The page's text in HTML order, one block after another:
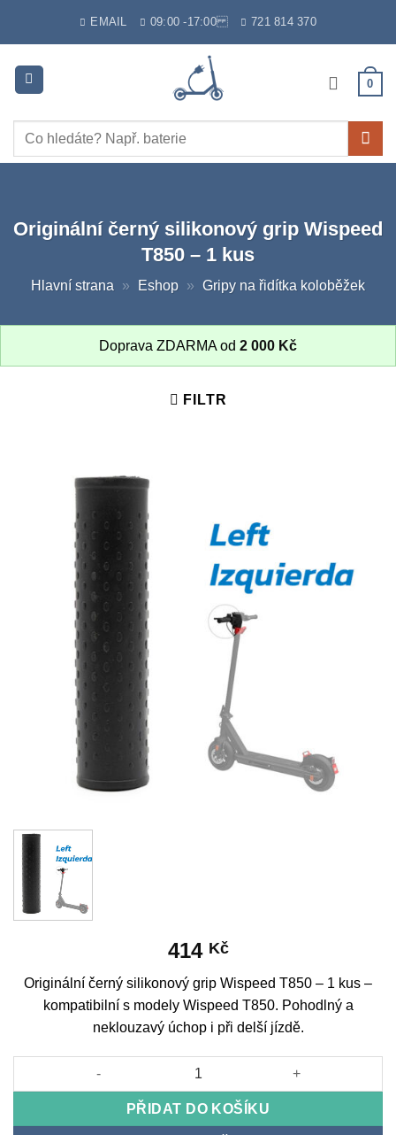
EMAIL 09:00 -17:00 721 814 370
0
Hledat:
Originální černý silikonový grip Wispeed
T850 – 1 kus
Hlavní strana » Eshop » Gripy na řidítka koloběžek
Doprava ZDARMA od 2 000 Kč
FILTR
414 Kč
Originální černý silikonový grip Wispeed T850 – 1 kus –
kompatibilní s modely Wispeed T850. Pohodlný a
neklouzavý úchop i při delší jízdě.
Originální černý silikonový grip Wispeed T850 - 1 kus množství
PŘIDAT DO KOŠÍKU